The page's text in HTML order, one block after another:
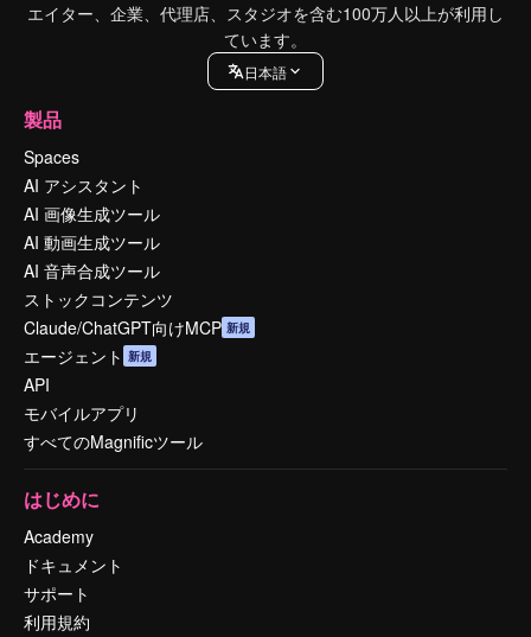
エイター、企業、代理店、スタジオを含む100万人以上が利用し
ています。
日本語
製品
Spaces
AI アシスタント
AI 画像生成ツール
AI 動画生成ツール
AI 音声合成ツール
ストックコンテンツ
Claude/ChatGPT向けMCP 新規
エージェント 新規
API
モバイルアプリ
すべてのMagnificツール
はじめに
Academy
ドキュメント
サポート
利用規約